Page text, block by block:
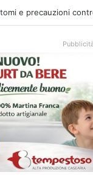
e precauzioni